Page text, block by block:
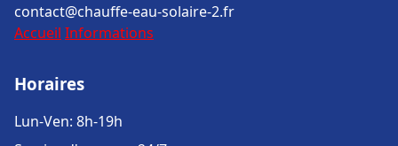
contact@chauffe-eau-solaire-2.fr
Accueil Informations
Horaires
Lun-Ven: 8h-19h